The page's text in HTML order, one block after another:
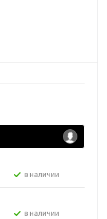
в наличии
в наличии